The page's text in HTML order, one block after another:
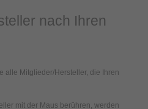
nach Ihren
alle Mitglieder/Hersteller, die Ihren
mit der Maus berühren, werden